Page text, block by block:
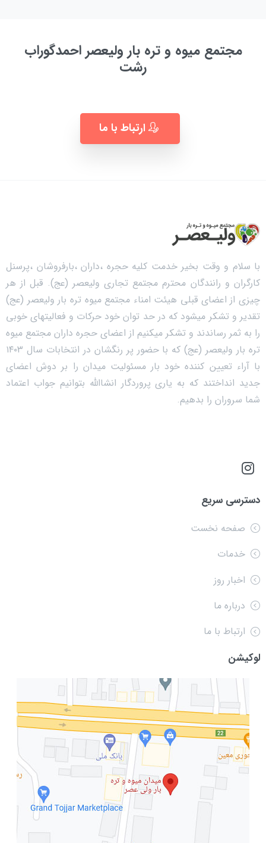
مجتمع میوه و تره بار ولیعصر احمدگوراب
رشت
ارتباط با ما
با سلام و وقت بخیر خدمت کلیه حجره ،داران ،بارفروشان ،پرسنل
کارگران و رانندگان محترم مجتمع تجاری ولیعصر (عج). قبل از هر
چیزی از اعضای قبلی هیئت امناء مجتمع میوه تره بار ولیعصر (عج)
تقدیر و تشکر میشود که در حد توان خود حرکات و فعالیتهای خوبی
را به ثمر رساندند و تشکر میکنیم از اعضای حجره داران مجتمع میوه
تره بار ولیعصر (عج) که با حضور پر رنگشان در انتخابات سال ۱۴۰۳
با آراء تعیین کننده خود بار مسئولیت میدان را بر دوش اعضای
جدید انداختند که به یاری پروردگار انشاالله بتوانیم جواب اعتماد
شما سروران را بدهیم.
دسترسی سریع
صفحه نخست
خدمات
اخبار روز
درباره ما
ارتباط با ما
لوکیشن